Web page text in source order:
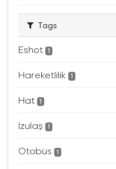
Tags
Eshot 1
Hareketlilik 1
Hat 1
Izulaş 1
Otobüs 1